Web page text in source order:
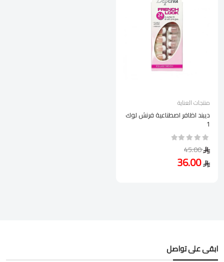
منتجات العناية
ديبند اظافر اصطناعية فرنش لوك
1
45.00
36.00
ابقى على تواصل